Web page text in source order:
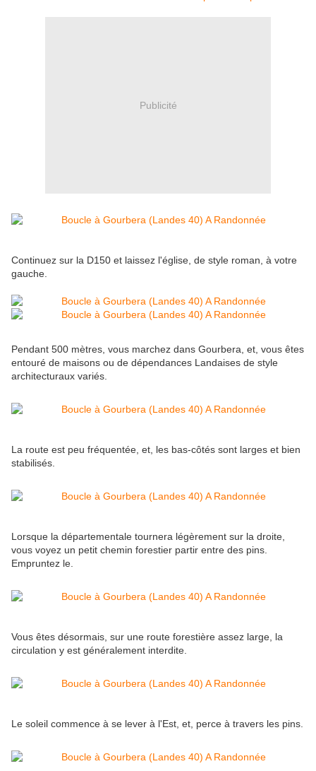
Publicité
Continuez sur la D150 et laissez l'église, de style roman, à votre
gauche.
Pendant 500 mètres, vous marchez dans Gourbera, et, vous êtes
entouré de maisons ou de dépendances Landaises de style
architecturaux variés.
La route est peu fréquentée, et, les bas-côtés sont larges et bien
stabilisés.
Lorsque la départementale tournera légèrement sur la droite,
vous voyez un petit chemin forestier partir entre des pins.
Empruntez le.
Vous êtes désormais, sur une route forestière assez large, la
circulation y est généralement interdite.
Le soleil commence à se lever à l'Est, et, perce à travers les pins.